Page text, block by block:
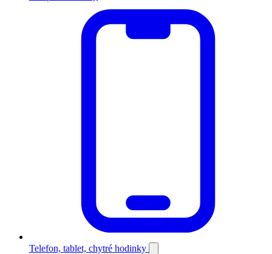
Telefon, tablet, chytré hodinky